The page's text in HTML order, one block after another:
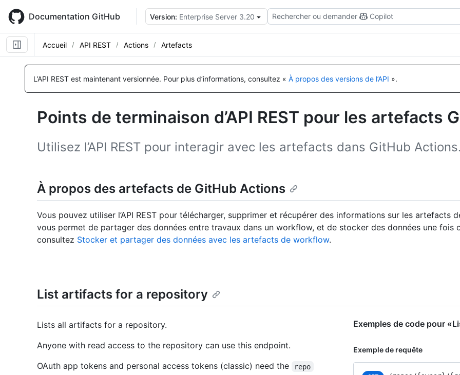
main
content
Documentation GitHub Version: Enterprise Server 3.20 Rechercher ou demander Copilot
Accueil API REST Actions Artefacts
L’API REST est maintenant versionnée. Pour plus d’informations, consultez « À propos des versions de l’API ».
Points de terminaison d’API REST pour les artefacts
Utilisez l’API REST pour interagir avec les artefacts dans GitHub
À propos des artefacts de GitHub Actions
Vous pouvez utiliser l’API REST pour télécharger, supprimer et récupérer des informations sur les
vous permet de partager des données entre travaux dans un workflow, et de stocker des données une fois
consultez Stocker et partager des données avec les artefacts de workflow.
List artifacts for a repository
Lists all artifacts for a repository.
Anyone with read access to the repository can use this endpoint.
OAuth app tokens and personal access tokens (classic) need the
repo
Nom, Type,
Description
Nom, Type,
Description
Nom, Type,
Description
Exemples de code pour
Exemple de requête
Nom, Type,
Description
Nom, Type,
Description
Nom, Type,
Description
Nom, Type,
Description
Nom, Type,
Description
Nom, Type,
Description
Nom, Type,
Description
Nom, Type,
Description
Nom, Type,
Description